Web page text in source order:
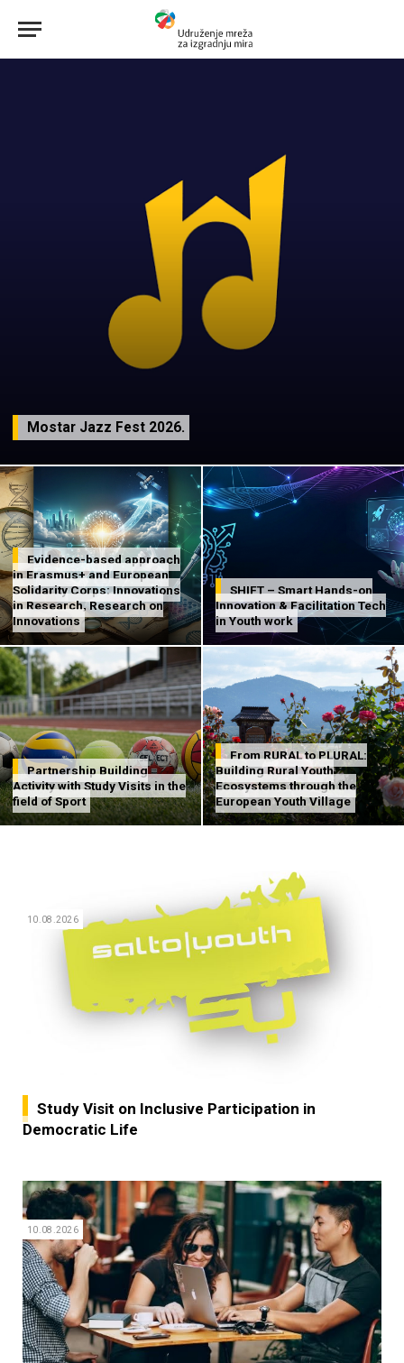
Mostar Jazz Fest 2026.
Evidence-based approach
in Erasmus+ and European
Solidarity Corps: Innovations
in Research, Research on
Innovations
SHIFT – Smart Hands-on
Innovation & Facilitation Tech
in Youth work
Partnership Building
Activity with Study Visits in the
field of Sport
From RURAL to PLURAL:
Building Rural Youth
Ecosystems through the
European Youth Village
Study Visit on Inclusive Participation in
Democratic Life
10.08.2026
10.08.2026